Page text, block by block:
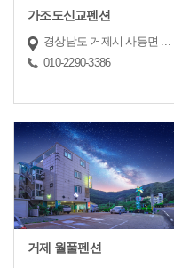
가조도신교펜션
경상남도 거제시 사등면 가조로 1128
010-2290-3386
거제 월풀펜션